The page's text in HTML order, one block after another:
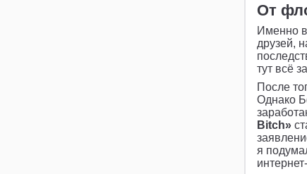
От
Именно
друзей,
тут всё
После
Однако
Bitch»
я